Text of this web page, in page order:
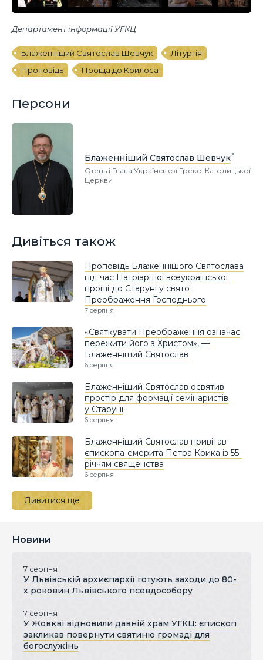
Департамент інформації УГКЦ
Блаженніший Святослав Шевчук
Літургія
Проповідь
Проща до Крилоса
Персони
Блаженніший Святослав Шевчук
Отець і Глава Української Греко-Католицької
Церкви
Дивіться також
Проповідь Блаженнішого Святослава
під час Патріаршої всеукраїнської
прощі до Старуні у свято
Преображення Господнього
7 серпня
«Святкувати Преображення означає
пережити його з Христом», —
Блаженніший Святослав
6 серпня
Блаженніший Святослав освятив
простір для формації семінаристів
у Старуні
6 серпня
Блаженніший Святослав привітав
єпископа-емерита Петра Крика із 55-
річчям священства
6 серпня
Дивитися ще
Новини
7 серпня
У Львівській архиєпархії готують заходи до 80-
х роковин Львівського псевдособору
7 серпня
У Жовкві відновили давній храм УГКЦ: єпископ
закликав повернути святиню громаді для
богослужінь